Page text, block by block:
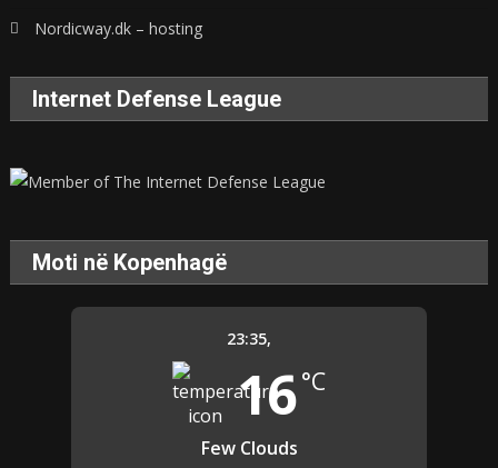
Nordicway.dk – hosting
Internet Defense League
Moti në Kopenhagë
23:35,
16°C
Few Clouds